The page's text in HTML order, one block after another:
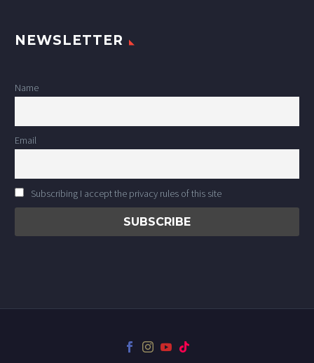
NEWSLETTER
Name
Email
Subscribing I accept the privacy rules of this site